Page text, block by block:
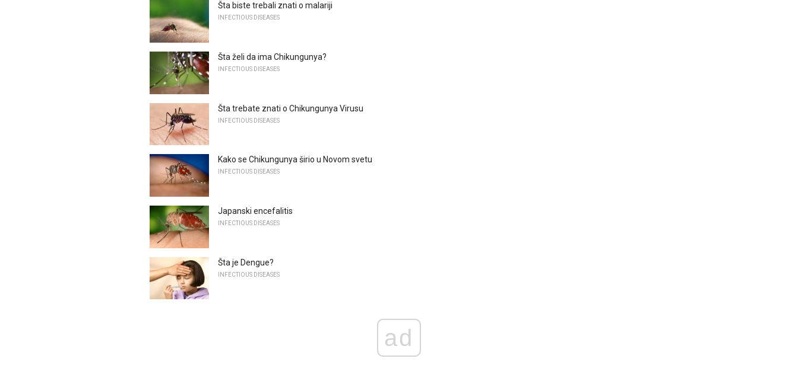
Šta biste trebali znati o malariji
INFECTIOUS DISEASES
Šta želi da ima Chikungunya?
INFECTIOUS DISEASES
Šta trebate znati o Chikungunya Virusu
INFECTIOUS DISEASES
Kako se Chikungunya širio u Novom svetu
INFECTIOUS DISEASES
Japanski encefalitis
INFECTIOUS DISEASES
Šta je Dengue?
INFECTIOUS DISEASES
ad